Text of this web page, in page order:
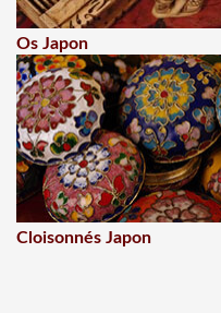
Os Japon
Cloisonnés Japon